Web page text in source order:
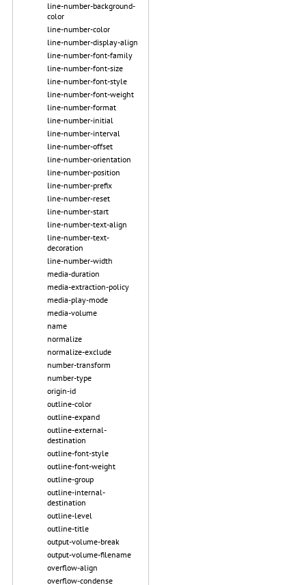
line-number-background-
color
line-number-color
line-number-display-align
line-number-font-family
line-number-font-size
line-number-font-style
line-number-font-weight
line-number-format
line-number-initial
line-number-interval
line-number-offset
line-number-orientation
line-number-position
line-number-prefix
line-number-reset
line-number-start
line-number-text-align
line-number-text-
decoration
line-number-width
media-duration
media-extraction-policy
media-play-mode
media-volume
name
normalize
normalize-exclude
number-transform
number-type
origin-id
outline-color
outline-expand
outline-external-
destination
outline-font-style
outline-font-weight
outline-group
outline-internal-
destination
outline-level
outline-title
output-volume-break
output-volume-filename
overflow-align
overflow-condense